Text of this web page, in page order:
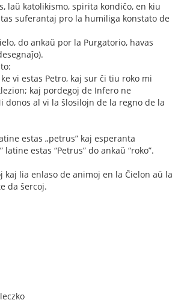
laŭ katolikismo, spirita kondiĉo, en kiu
suferantaj pro la humiliga konstato de
do ankaŭ por la Purgatorio, havas
vi estas Petro, kaj sur ĉi tiu roko mi
kaj pordegoj de Infero ne
donos al vi la ŝlosilojn de la regno de la
estas „petrus” kaj esperanta
latine estas “Petrus” do ankaŭ “roko”.
kaj lia enlaso de animoj en la Ĉielon aŭ la
da ŝercoj.